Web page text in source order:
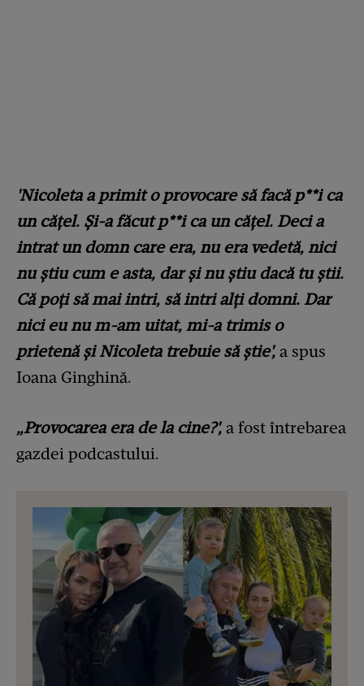
'Nicoleta a primit o provocare să facă p**i ca
un cățel. Și-a făcut p**i ca un cățel. Deci a
intrat un domn care era, nu era vedetă, nici
nu știu cum e asta, dar și nu știu dacă tu știi.
Că poți să mai intri, să intri alți domni. Dar
nici eu nu m-am uitat, mi-a trimis o
prietenă și Nicoleta trebuie să știe', a spus
Ioana Ginghină.
„Provocarea era de la cine?', a fost întrebarea
gazdei podcastului.